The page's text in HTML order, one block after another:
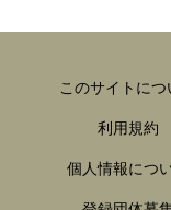
このサイトにつ
利用規約
個人情報につ